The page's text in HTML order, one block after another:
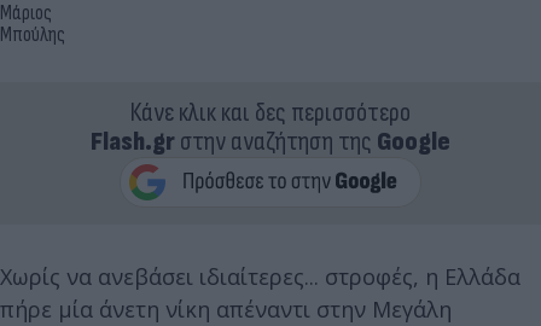
Μάριος
Μπούλης
Κάνε κλικ και δες περισσότερο
Flash.grστην αναζήτηση της Google
Χωρίς να ανεβάσει ιδιαίτερες... στροφές, η Ελλάδα
πήρε μία άνετη νίκη απέναντι στην Μεγάλη